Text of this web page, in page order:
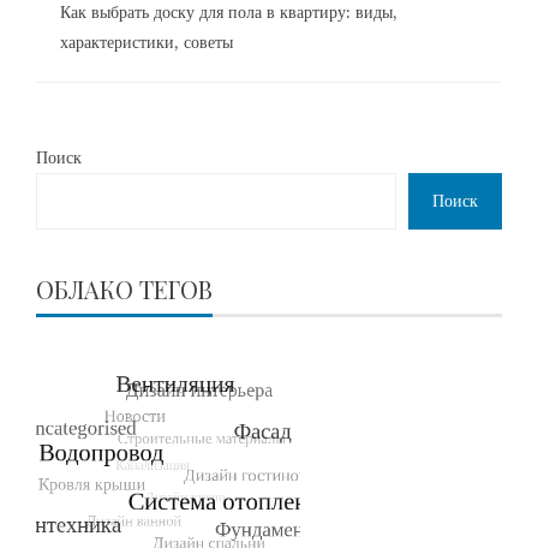
Как выбрать доску для пола в квартиру: виды,
характеристики, советы
Поиск
Поиск
ОБЛАКО ТЕГОВ